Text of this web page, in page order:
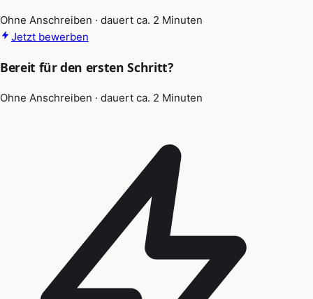
Ohne Anschreiben · dauert ca. 2 Minuten
Jetzt bewerben
Bereit für den ersten Schritt?
Ohne Anschreiben · dauert ca. 2 Minuten